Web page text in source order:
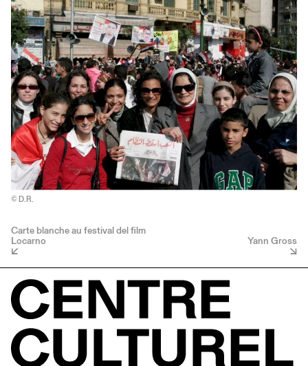
© D.R.
Carte blanche au festival del film
Locarno Yann Gross